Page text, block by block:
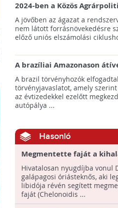
2024-ben a Közös
keretein belül az
pályázatok az elsők között
majd meg
A jövőben az ágazat a
nem látott forrásnövekedésre
előző uniós elszámolási
A brazíliai Amazonason
autópálya robbanásszerű
erdőirtást indíthat el
A brazil törvényhozók
törvényjavaslatot, amely
az évtizedekkel ezelőtt
autópálya ...
Hasonló
Megmentette faját a
nyugdíjba vonul Diego, a
galápagosi óriásteknős
Hivatalosan nyugdíjba vonul
galápagosi óriásteknős, aki
libidója révén segített
faját (Chelonoidis ...